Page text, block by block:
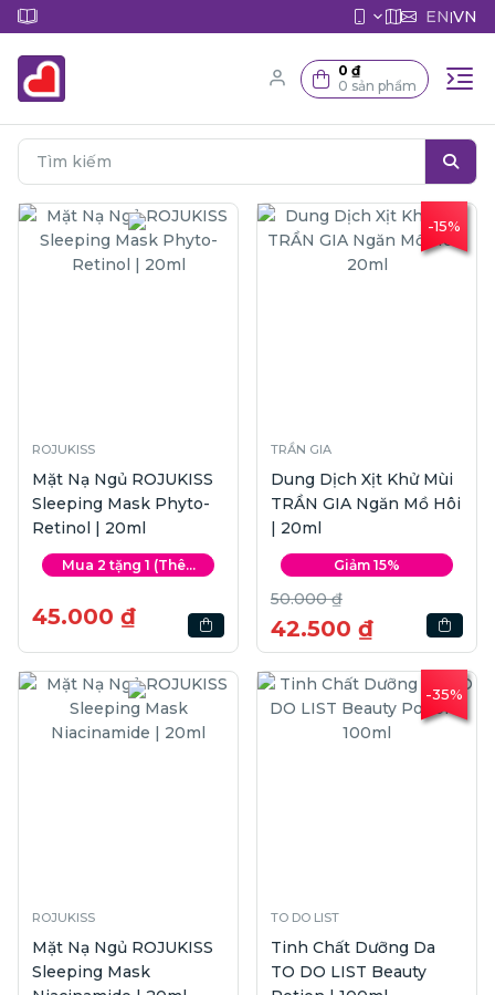
EN|VN
0 ₫
0 sản phẩm
ROJUKISS
Mặt Nạ Ngủ ROJUKISS
Sleeping Mask Phyto-
Retinol | 20ml
Mua 2 tặng 1 (Thê...
45.000 ₫
-15%
TRẦN GIA
Dung Dịch Xịt Khử Mùi
TRẦN GIA Ngăn Mồ Hôi
| 20ml
Giảm 15%
50.000 ₫
42.500 ₫
ROJUKISS
Mặt Nạ Ngủ ROJUKISS
Sleeping Mask
-35%
TO DO LIST
Tinh Chất Dưỡng Da
TO DO LIST Beauty